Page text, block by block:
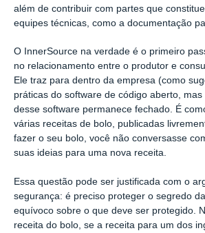
além de contribuir com partes que
equipes técnicas, como a documentação
O InnerSource na verdade é o primeiro
no relacionamento entre o produtor e
Ele traz para dentro da empresa (como
práticas do software de código aberto,
desse software permanece fechado. É
várias receitas de bolo, publicadas
fazer o seu bolo, você não conversasse
suas ideias para uma nova receita.
Essa questão pode ser justificada com o
segurança: é preciso proteger o segredo
equívoco sobre o que deve ser protegido.
receita do bolo, se a receita para um dos